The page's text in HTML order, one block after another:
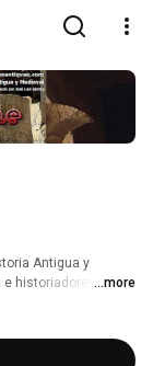
Antigua y
e historiadores. ...more